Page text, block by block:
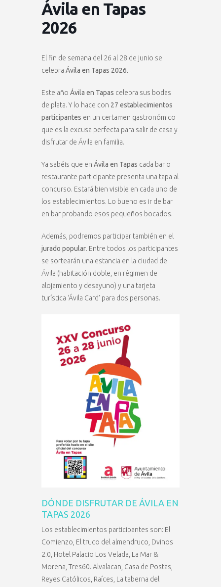
Ávila en Tapas
2026
El fin de semana del 26 al 28 de junio se
celebra Ávila en Tapas 2026.
Este año Ávila en Tapas celebra sus bodas
de plata. Y lo hace con 27 establecimientos
participantes en un certamen gastronómico
que es la excusa perfecta para salir de casa y
disfrutar de Ávila en familia.
Ya sabéis que en Ávila en Tapas cada bar o
restaurante participante presenta una tapa al
concurso. Estará bien visible en cada uno de
los establecimientos. Lo bueno es ir de bar
en bar probando esos pequeños bocados.
Además, podremos participar también en el
jurado popular. Entre todos los participantes
se sortearán una estancia en la ciudad de
Ávila (habitación doble, en régimen de
alojamiento y desayuno) y una tarjeta
turística ‘Ávila Card’ para dos personas.
DÓNDE DISFRUTAR DE ÁVILA EN
TAPAS 2026
Los establecimientos participantes son: El
Comienzo, El truco del almendruco, Dvinos
2.0, Hotel Palacio Los Velada, La Mar &
Morena, Tres60. Alvalacan, Casa de Postas,
Reyes Católicos, Raíces, La taberna del